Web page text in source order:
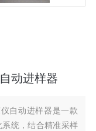
动进样器
自动进样器是一款
统，结合精准采样